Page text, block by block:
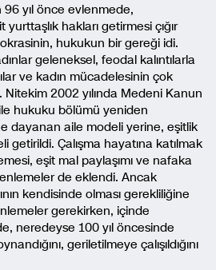
yıl önce evlenmede,
hakları getirmesi çığır
hukukun bir gereği idi.
geleneksel, feodal kalıntılarla
ve kadın mücadelesinin çok
Nitekim 2002 yılında Medeni Kanun
hukuku bölümü yeniden
dayanan aile modeli yerine, eşitlik
getirildi. Çalışma hayatına katılmak
eşit mal paylaşımı ve nafaka
de eklendi. Ancak
kendisinde olması gerekliliğine
gerekirken, içinde
neredeyse 100 yıl öncesinde
geriletilmeye çalışıldığını